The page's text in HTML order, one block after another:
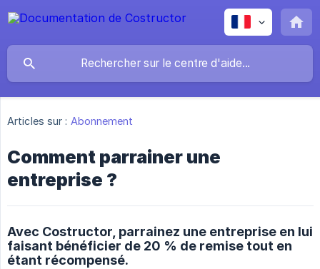
Articles sur : Abonnement
Comment parrainer une
entreprise ?
Avec Costructor, parrainez une entreprise en lui
faisant bénéficier de 20 % de remise tout en
étant récompensé.